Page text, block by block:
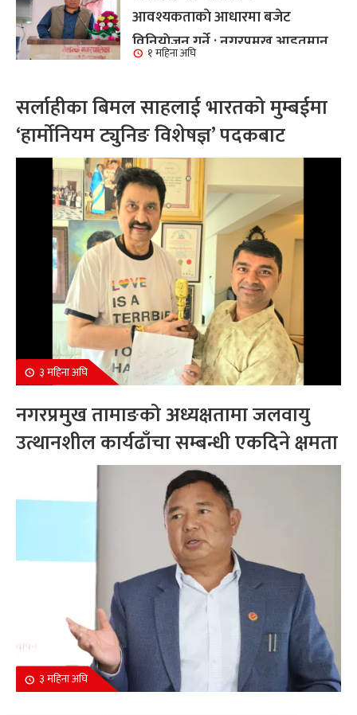
आवश्यकताकाे आधारमा बजेट
विनियाेजन गर्ने : नगरप्रमुख आइतमान
तामाङ
१ महिना अघि
सर्लाहीका बिमल साहलाई भारतको मुम्बईमा
‘हार्मोनियम ट्युनिङ विशेषज्ञ’ पदकबाट
सम्मानित
३ महिना अघि
नगरप्रमुख तामाङको अध्यक्षतामा जलवायु
उत्थानशील कार्यढाँचा सम्बन्धी एकदिने क्षमता
अभिवृद्धि कार्यक्रम सम्पन्न
३ महिना अघि